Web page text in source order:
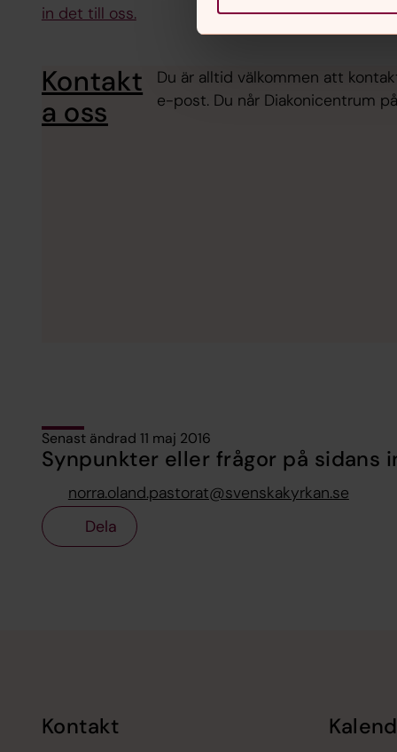
in det till oss.
Kontakt
a oss
Du är alltid välkommen att
e-post. Du når Diakonicentrum
Senast ändrad 11 maj 2016
Synpunkter eller frågor på sidans
norra.oland.pastorat@svenskakyrkan.se
Dela
Kontakt